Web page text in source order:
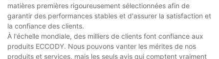
matières premières rigoureusement sélectionnées afin de
garantir des performances stables et d'assurer la satisfaction et
la confiance des clients.
À l'échelle mondiale, des milliers de clients font confiance aux
produits ECCODY. Nous pouvons vanter les mérites de nos
produits et services, mais les seuls avis qui comptent vraiment